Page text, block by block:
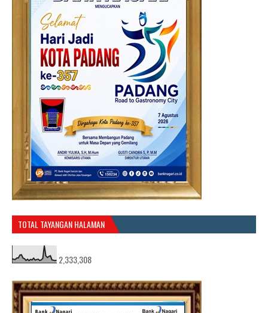
TOTAL TAYANGAN HALAMAN
2,333,308